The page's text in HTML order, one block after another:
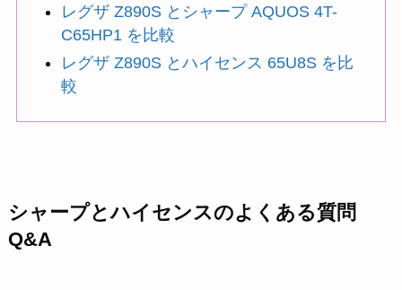
レグザ Z890S とシャープ AQUOS 4T-
C65HP1 を比較
レグザ Z890S とハイセンス 65U8S を比
較
シャープとハイセンスのよくある質問
Q&A